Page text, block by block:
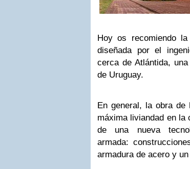
Hoy os recomiendo
diseñada por el
cerca de Atlántida,
de Uruguay.
En general, la obra
máxima liviandad en
de una nueva
armada:
armadura de acero y